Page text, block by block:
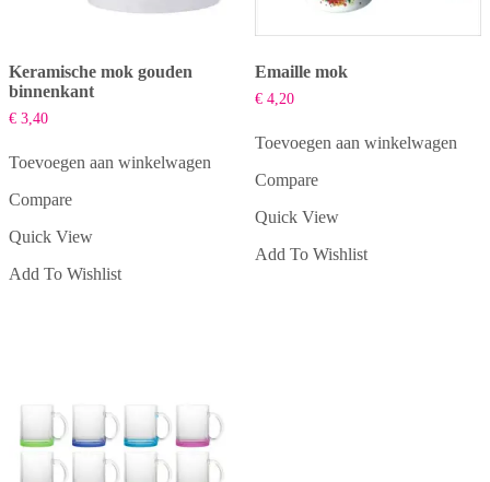
Keramische mok gouden
binnenkant
€ 3,40
Toevoegen aan winkelwagen
Compare
Quick View
Add To Wishlist
Emaille mok
€4,20
Toevoegen aan winkelwagen
Compare
Quick View
Add To Wishlist